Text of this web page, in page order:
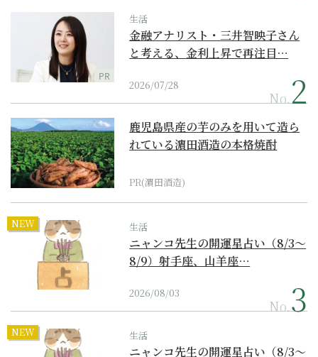
PR
生活
金融アナリスト・三井智映子さん
と考える、金利上昇で再注目…
2026/07/28
No.
鹿児島県産の芋のみを用いて造ら
れている濵田酒造の本格焼酎
PR(濵田酒造)
NEW 生活
ニャンコ先生の開運星占い（8/3～
8/9）射手座、山羊座…
2026/08/03
No.
NEW 生活
ニャンコ先生の開運星占い（8/3～